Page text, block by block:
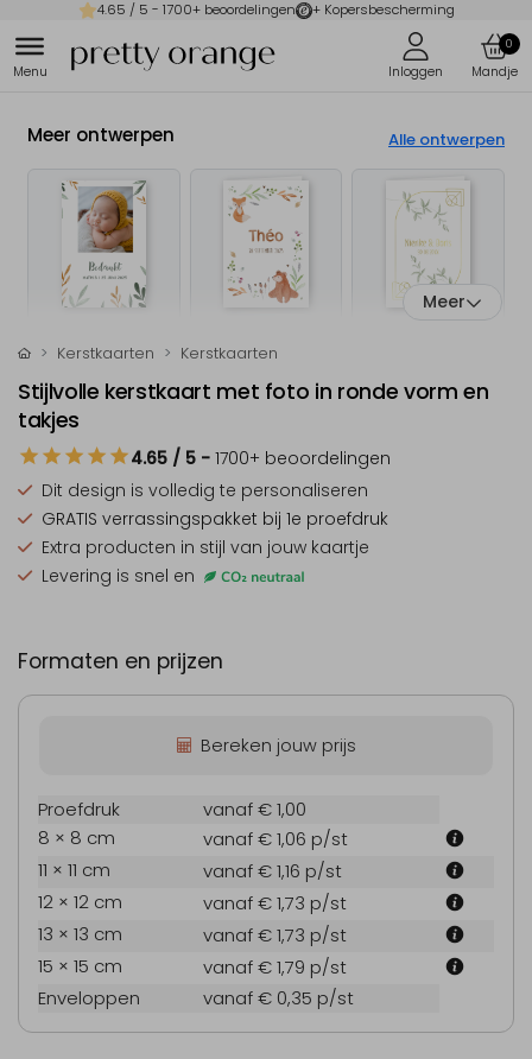
4.65 / 5 - 1700+ beoordelingen + Kopersbescherming
0
Meer ontwerpen Alle ontwerpen
Meer
Kerstkaarten Kerstkaarten
Stijlvolle kerstkaart met foto in ronde vorm en
takjes
4.65 / 5 - 1700+ beoordelingen
Dit design is volledig te personaliseren
GRATIS verrassingspakket bij 1e proefdruk
Extra producten in stijl van jouw kaartje
Levering is snel en
Formaten en prijzen
Bereken jouw prijs
Proefdruk
vanaf € 1,00
8 × 8 cm
vanaf € 1,06 p/st
11 × 11 cm
vanaf € 1,16 p/st
12 × 12 cm
vanaf € 1,73 p/st
13 × 13 cm
vanaf € 1,73 p/st
15 × 15 cm
vanaf € 1,79 p/st
Enveloppen
vanaf € 0,35 p/st